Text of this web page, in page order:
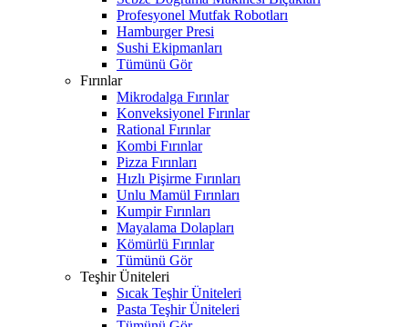
Profesyonel Mutfak Robotları
Hamburger Presi
Sushi Ekipmanları
Tümünü Gör
Fırınlar
Mikrodalga Fırınlar
Konveksiyonel Fırınlar
Rational Fırınlar
Kombi Fırınlar
Pizza Fırınları
Hızlı Pişirme Fırınları
Unlu Mamül Fırınları
Kumpir Fırınları
Mayalama Dolapları
Kömürlü Fırınlar
Tümünü Gör
Teşhir Üniteleri
Sıcak Teşhir Üniteleri
Pasta Teşhir Üniteleri